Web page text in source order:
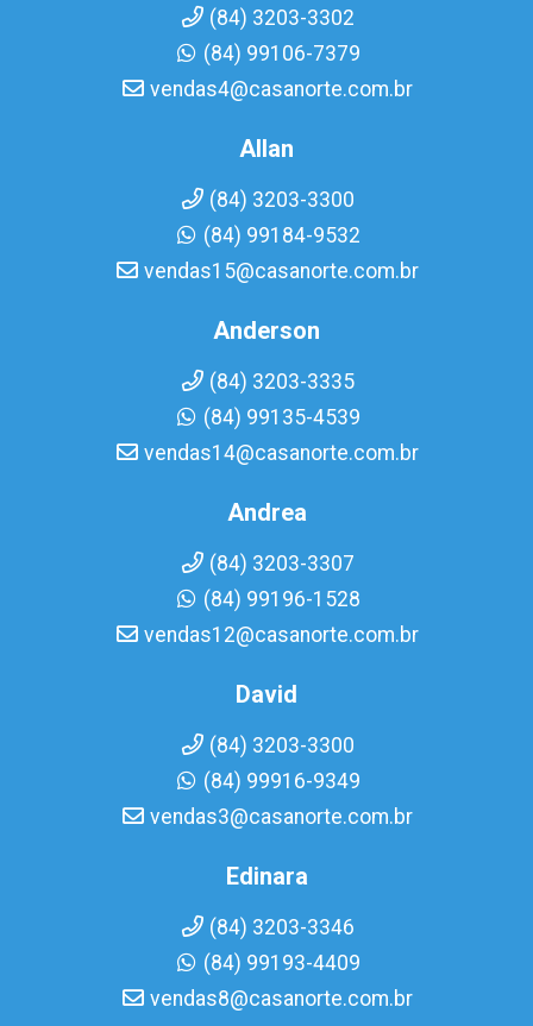
(84) 3203-3302
(84) 99106-7379
vendas4@casanorte.com.br
Allan
(84) 3203-3300
(84) 99184-9532
vendas15@casanorte.com.br
Anderson
(84) 3203-3335
(84) 99135-4539
vendas14@casanorte.com.br
Andrea
(84) 3203-3307
(84) 99196-1528
vendas12@casanorte.com.br
David
(84) 3203-3300
(84) 99916-9349
vendas3@casanorte.com.br
Edinara
(84) 3203-3346
(84) 99193-4409
vendas8@casanorte.com.br